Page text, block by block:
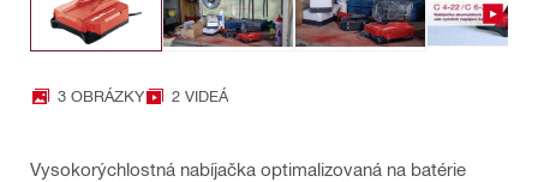
3 OBRÁZKY 2 VIDEÁ
Vysokorýchlostná nabíjačka optimalizovaná na batérie